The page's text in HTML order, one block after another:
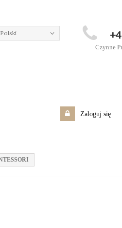
Czynne
Polski
Zaloguj się